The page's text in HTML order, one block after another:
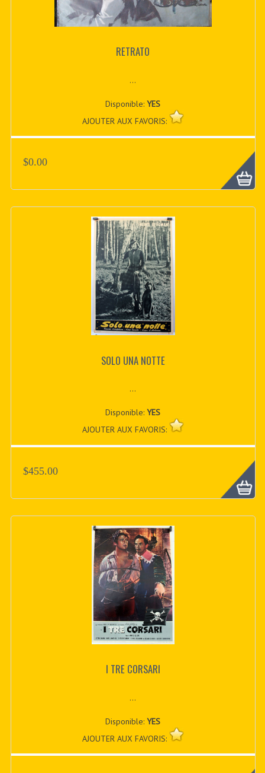
RETRATO
...
Disponible:YES
AJOUTER AUX FAVORIS:
$0.00
SOLO UNA NOTTE
...
Disponible:YES
AJOUTER AUX FAVORIS:
$455.00
I TRE CORSARI
...
Disponible:YES
AJOUTER AUX FAVORIS: